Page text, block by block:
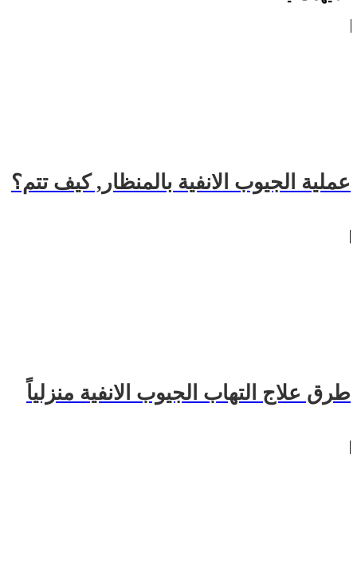
عملية الجيوب الانفية بالمنظار, كيف تتم؟
طرق علاج التهاب الجيوب الانفية منزلياً